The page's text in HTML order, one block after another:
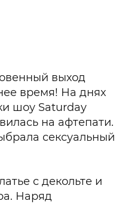
выход
время! На днях
шоу Saturday
на афтепати.
сексуальный
с декольте и
Наряд